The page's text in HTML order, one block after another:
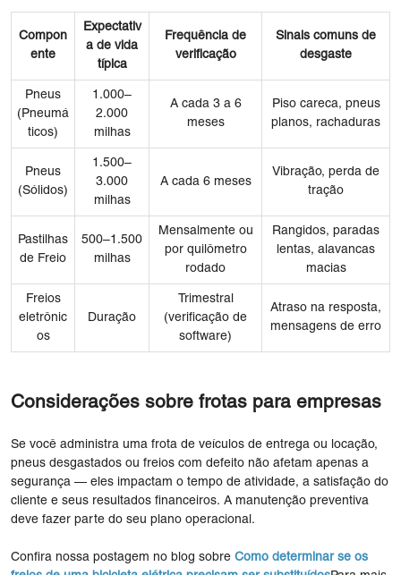
Compon
ente
Expectativ
a de vida
típica
Frequência de
verificação
Sinais comuns de
desgaste
Pneus
(Pneumá
ticos)
1.000–
2.000
milhas
A cada 3 a 6
meses
Piso careca, pneus
planos, rachaduras
Pneus
(Sólidos)
1.500–
3.000
milhas
A cada 6 meses
Vibração, perda de
tração
Pastilhas
de Freio
500–1.500
milhas
Mensalmente ou
por quilômetro
rodado
Rangidos, paradas
lentas, alavancas
macias
Freios
eletrônic
os
Duração
Trimestral
(verificação de
software)
Atraso na resposta,
mensagens de erro
Considerações sobre frotas para empresas
Se você administra uma frota de veículos de entrega ou locação,
pneus desgastados ou freios com defeito não afetam apenas a
segurança — eles impactam o tempo de atividade, a satisfação do
cliente e seus resultados financeiros. A manutenção preventiva
deve fazer parte do seu plano operacional.
Confira nossa postagem no blog sobre Como determinar se os